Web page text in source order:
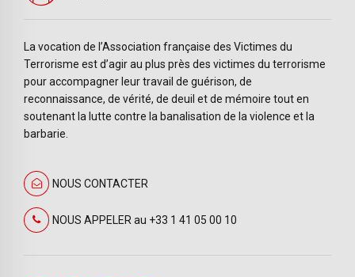
La vocation de l’Association française des Victimes du
Terrorisme est d’agir au plus près des victimes du terrorisme
pour accompagner leur travail de guérison, de
reconnaissance, de vérité, de deuil et de mémoire tout en
soutenant la lutte contre la banalisation de la violence et la
barbarie.
NOUS CONTACTER
NOUS APPELER au +33 1 41 05 00 10